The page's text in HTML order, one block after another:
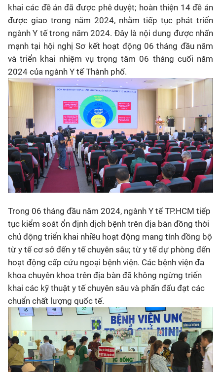
khai các đề án đã được phê duyệt; hoàn thiện 14 đề án
được giao trong năm 2024, nhằm tiếp tục phát triển
ngành Y tế trong năm 2024. Đây là nội dung được nhấn
mạnh tại hội nghị Sơ kết hoạt động 06 tháng đầu năm
và triển khai nhiệm vụ trọng tâm 06 tháng cuối năm
2024 của ngành Y tế Thành phố.
Trong 06 tháng đầu năm 2024, ngành Y tế TP.HCM tiếp
tục kiểm soát ổn định dịch bệnh trên địa bàn đồng thời
chủ động triển khai nhiều hoạt động mang tính đồng bộ
từ y tế cơ sở đến y tế chuyên sâu; từ y tế dự phòng đến
hoạt động cấp cứu ngoại bệnh viện. Các bệnh viện đa
khoa chuyên khoa trên địa bàn đã không ngừng triển
khai các kỹ thuật y tế chuyên sâu và phấn đấu đạt các
chuẩn chất lượng quốc tế.